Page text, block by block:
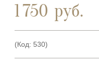
1 750 руб.
(Код: 530)